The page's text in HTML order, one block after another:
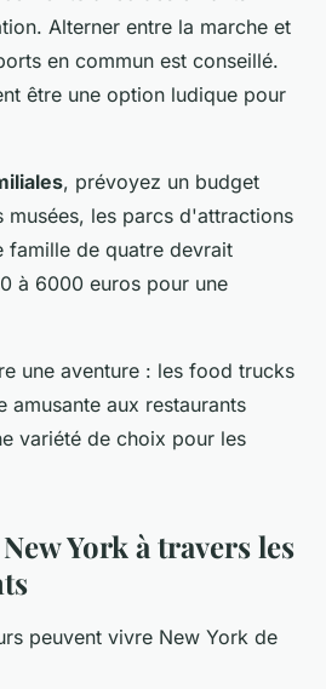
Alterner entre la marche et
en commun est conseillé.
être une option ludique pour
, prévoyez un budget
musées, les parcs d'attractions
famille de quatre devrait
à 6000 euros pour une
une aventure : les food trucks
amusante aux restaurants
variété de choix pour les
York à travers les
peuvent vivre New York de